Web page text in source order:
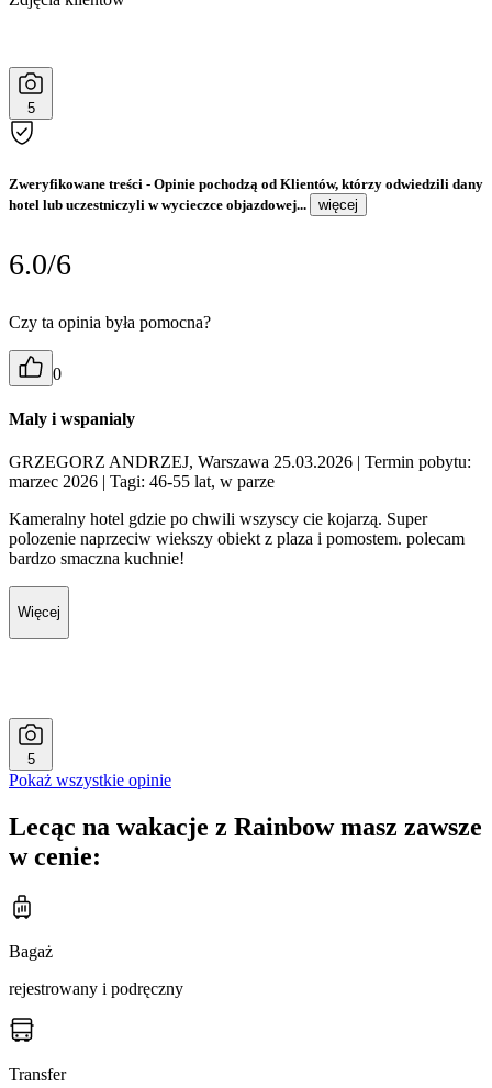
5
Zweryfikowane treści - Opinie pochodzą od Klientów, którzy odwiedzili dany
hotel lub uczestniczyli w wycieczce objazdowej...
więcej
6.0/6
Czy ta opinia była pomocna?
0
Maly i wspanialy
GRZEGORZ ANDRZEJ, Warszawa 25.03.2026 | Termin pobytu:
marzec 2026 | Tagi: 46-55 lat, w parze
Kameralny hotel gdzie po chwili wszyscy cie kojarzą. Super
polozenie naprzeciw wiekszy obiekt z plaza i pomostem. polecam
bardzo smaczna kuchnie!
Więcej
5
Pokaż wszystkie opinie
Lecąc na wakacje z Rainbow masz zawsze
w cenie:
Bagaż
rejestrowany i podręczny
Transfer